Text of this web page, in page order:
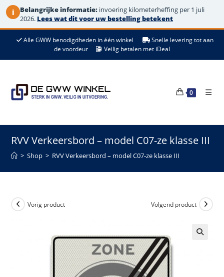
i Belangrijke informatie: invoering kilometerheffing per 1 juli
2026. Lees wat dit voor uw bestelling betekent
de
Alle GWW benodigdheden in één winkel
Snelle levering tot aan
de voordeur
Veilig betalen met iDeal
0
RVV Verkeersbord – model C07-ze klasse III
> Shop > RVV Verkeersbord – model C07-ze klasse III
Vorig product Volgend product